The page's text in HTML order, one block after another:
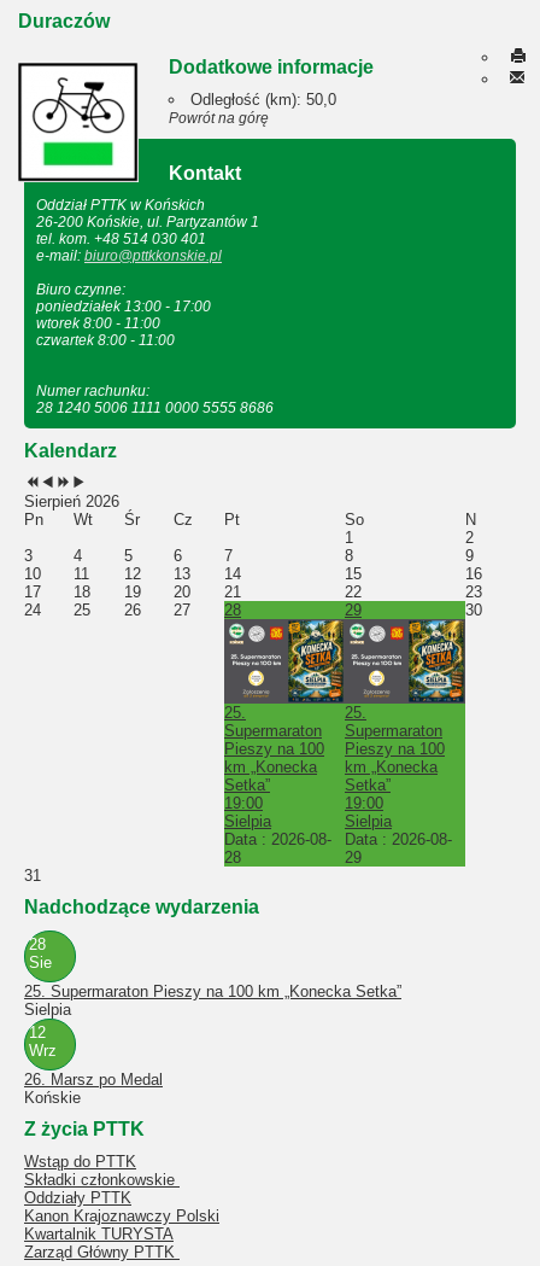
Duraczów
Dodatkowe informacje
Odległość (km): 50,0
Powrót na górę
Kontakt
Oddział PTTK w Końskich
26-200 Końskie, ul. Partyzantów 1
tel. kom. +48 514 030 401
e-mail: biuro@pttkkonskie.pl
Biuro czynne:
poniedziałek 13:00 - 17:00
wtorek 8:00 - 11:00
czwartek 8:00 - 11:00
Numer rachunku:
28 1240 5006 1111 0000 5555 8686
Kalendarz
Sierpień 2026
Pn
Wt Śr Cz Pt So
N
1
2
3
4 5 6 7 8
9
10
11 12 13 14 15
16
17
18 19 20 21 22
23
24
25 26 27 28
25.
Supermaraton
Pieszy na 100
km „Konecka
Setka”
19:00
Sielpia
Data : 2026-08-
28
29
25.
Supermaraton
Pieszy na 100
km „Konecka
Setka”
19:00
Sielpia
Data : 2026-08-
29
30
31
Nadchodzące wydarzenia
28
Sie
25. Supermaraton Pieszy na 100 km „Konecka Setka”
Sielpia
12
Wrz
26. Marsz po Medal
Końskie
Z życia PTTK
Wstąp do PTTK
Składki członkowskie
Oddziały PTTK
Kanon Krajoznawczy Polski
Kwartalnik TURYSTA
Zarząd Główny PTTK